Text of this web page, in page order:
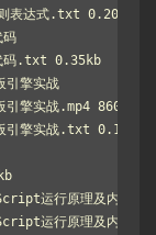
则表达式.txt 0.20kb
码
码.txt 0.35kb
引擎实战
擎实战.mp4 860.66M
引擎实战.txt 0.13kb
运行原理及内存管
运行原理及内存管